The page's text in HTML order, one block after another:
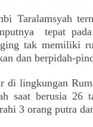
Taralamsyah
tepat
tak memiliki
dan berpidah-
di lingkungan
saat berusia 26
3 orang putra